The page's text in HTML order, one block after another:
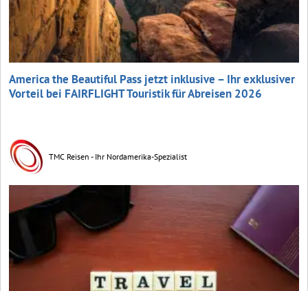
America the Beautiful Pass jetzt inklusive – Ihr exklusiver
Vorteil bei FAIRFLIGHT Touristik für Abreisen 2026
TMC Reisen - Ihr Nordamerika-Spezialist